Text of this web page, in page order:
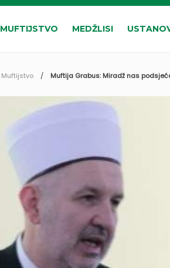
MUFTIJSTVO MEDŽLISI
Muftijstvo Muftija Grabus: Miradž nas